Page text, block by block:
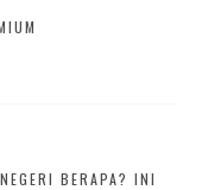
BERAPA? INI